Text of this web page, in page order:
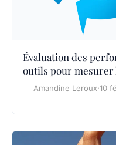
Évaluation des
outils pour mesurer
Amandine Leroux·10